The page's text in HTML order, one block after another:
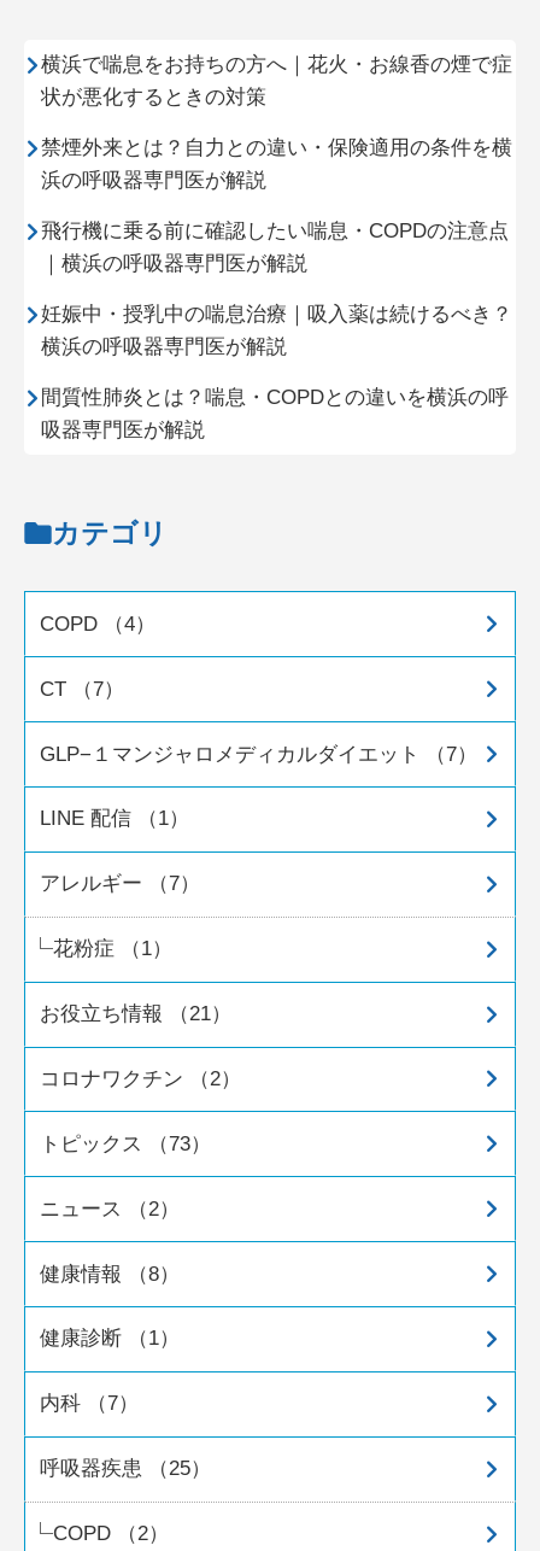
横浜で喘息をお持ちの方へ｜花火・お線香の煙で症
状が悪化するときの対策
禁煙外来とは？自力との違い・保険適用の条件を横
浜の呼吸器専門医が解説
飛行機に乗る前に確認したい喘息・COPDの注意点
｜横浜の呼吸器専門医が解説
妊娠中・授乳中の喘息治療｜吸入薬は続けるべき？
横浜の呼吸器専門医が解説
間質性肺炎とは？喘息・COPDとの違いを横浜の呼
吸器専門医が解説
カテゴリ
COPD （4）
CT （7）
GLP−１マンジャロメディカルダイエット （7）
LINE 配信 （1）
アレルギー （7）
花粉症 （1）
お役立ち情報 （21）
コロナワクチン （2）
トピックス （73）
ニュース （2）
健康情報 （8）
健康診断 （1）
内科 （7）
呼吸器疾患 （25）
COPD （2）